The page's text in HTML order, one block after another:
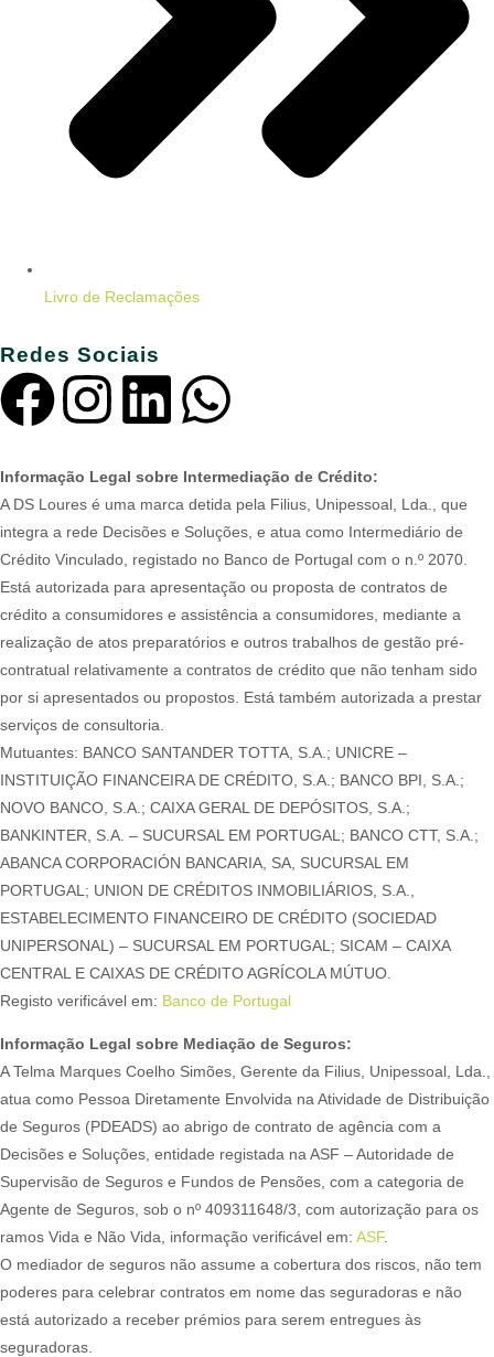
Livro de Reclamações
Redes Sociais
Informação Legal sobre Intermediação de Crédito:
A DS Loures é uma marca detida pela Filius, Unipessoal, Lda., que
integra a rede Decisões e Soluções, e atua como Intermediário de
Crédito Vinculado, registado no Banco de Portugal com o n.º 2070.
Está autorizada para apresentação ou proposta de contratos de
crédito a consumidores e assistência a consumidores, mediante a
realização de atos preparatórios e outros trabalhos de gestão pré-
contratual relativamente a contratos de crédito que não tenham sido
por si apresentados ou propostos. Está também autorizada a prestar
serviços de consultoria.
Mutuantes: BANCO SANTANDER TOTTA, S.A.; UNICRE –
INSTITUIÇÃO FINANCEIRA DE CRÉDITO, S.A.; BANCO BPI, S.A.;
NOVO BANCO, S.A.; CAIXA GERAL DE DEPÓSITOS, S.A.;
BANKINTER, S.A. – SUCURSAL EM PORTUGAL; BANCO CTT, S.A.;
ABANCA CORPORACIÓN BANCARIA, SA, SUCURSAL EM
PORTUGAL; UNION DE CRÉDITOS INMOBILIÁRIOS, S.A.,
ESTABELECIMENTO FINANCEIRO DE CRÉDITO (SOCIEDAD
UNIPERSONAL) – SUCURSAL EM PORTUGAL; SICAM – CAIXA
CENTRAL E CAIXAS DE CRÉDITO AGRÍCOLA MÚTUO.
Registo verificável em: Banco de Portugal
Informação Legal sobre Mediação de Seguros:
A Telma Marques Coelho Simões, Gerente da Filius, Unipessoal, Lda.,
atua como Pessoa Diretamente Envolvida na Atividade de Distribuição
de Seguros (PDEADS) ao abrigo de contrato de agência com a
Decisões e Soluções, entidade registada na ASF – Autoridade de
Supervisão de Seguros e Fundos de Pensões, com a categoria de
Agente de Seguros, sob o nº 409311648/3, com autorização para os
ramos Vida e Não Vida, informação verificável em: ASF.
O mediador de seguros não assume a cobertura dos riscos, não tem
poderes para celebrar contratos em nome das seguradoras e não
está autorizado a receber prémios para serem entregues às
seguradoras.